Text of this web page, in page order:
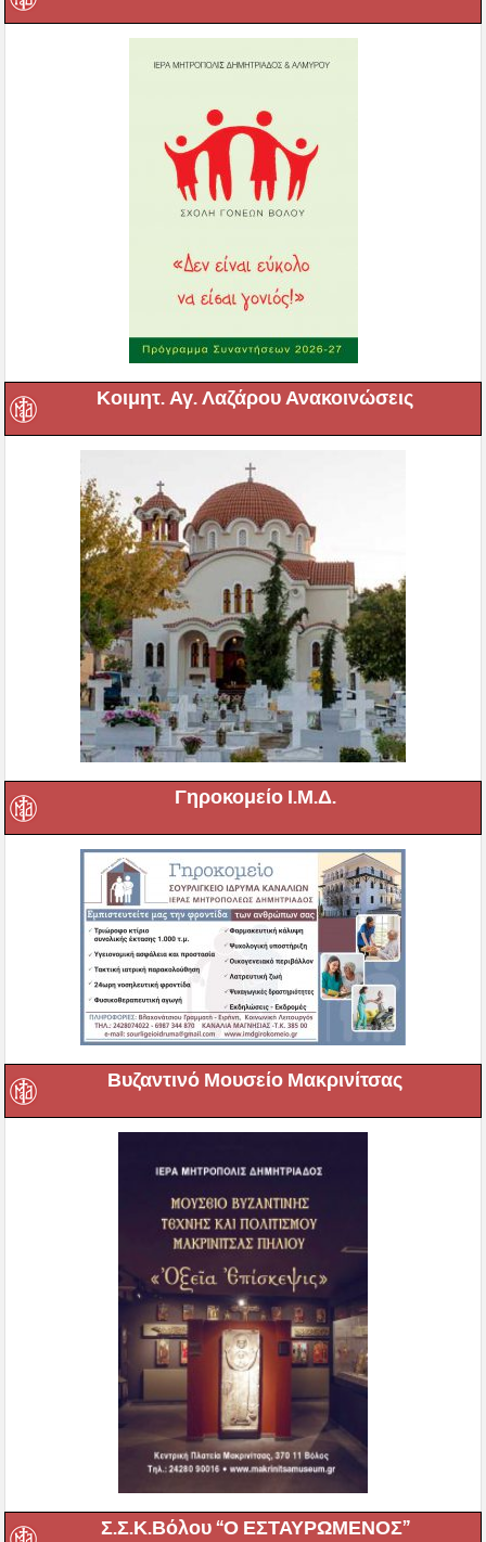
Κοιμητ. Αγ. Λαζάρου Ανακοινώσεις
Γηροκομείο Ι.Μ.Δ.
Βυζαντινό Μουσείο Μακρινίτσας
Σ.Σ.Κ.Βόλου “Ο ΕΣΤΑΥΡΩΜΕΝΟΣ”